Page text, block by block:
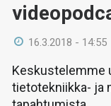
16.3.2018 - 14:55
Keskustelemme
tietotekniikka- ja